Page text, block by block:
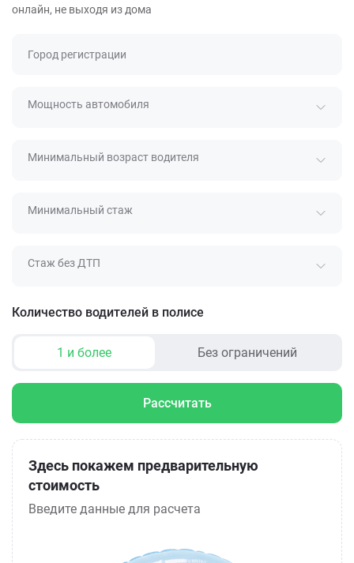
онлайн, не выходя из дома
Город регистрации
Мощность автомобиля
Минимальный возраст водителя
Минимальный стаж
Стаж без ДТП
Количество водителей в полисе
1 и более Без ограничений
Рассчитать
Здесь покажем предварительную
стоимость
Введите данные для расчета